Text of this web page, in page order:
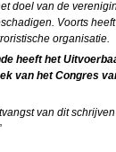
doel van de
Voorts
organisatie.
heeft het
van het Congres
van dit